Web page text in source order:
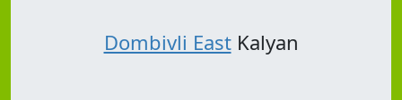
Dombivli EastKalyan